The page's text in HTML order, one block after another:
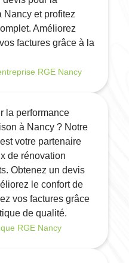
Nancy et profitez
Améliorez
factures grâce à la
RGE Nancy
la performance
à Nancy ? Notre
votre partenaire
de rénovation
Obtenez un devis
le confort de
vos factures grâce
de qualité.
RGE Nancy